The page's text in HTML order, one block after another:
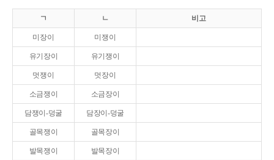
ㄱ ㄴ 비고
미장이 미쟁이
유기장이 유기쟁이
멋쟁이 멋장이
소금쟁이 소금장이
담쟁이-덩굴 담장이-덩굴
골목쟁이 골목장이
발목쟁이 발목장이